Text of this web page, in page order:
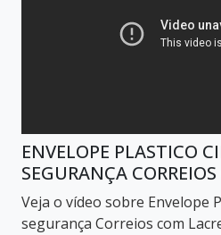
ENVELOPE PLASTICO
SEGURANÇA
Veja o vídeo sobre Envelope
segurança Correios com